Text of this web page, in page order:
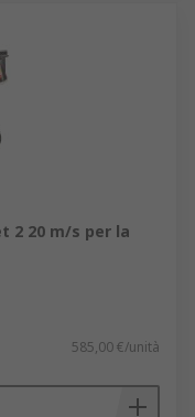
2 20 m/s per la
585,00 €/unità